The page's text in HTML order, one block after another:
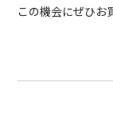
この機会にぜひお